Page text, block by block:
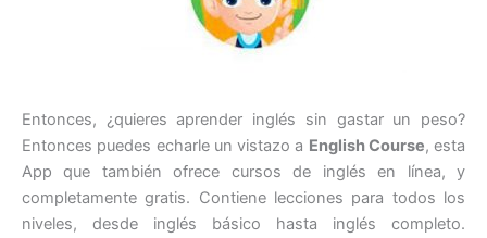
Entonces, ¿quieres aprender inglés sin gastar un peso?
Entonces puedes echarle un vistazo a English Course, esta
App que también ofrece cursos de inglés en línea, y
completamente gratis. Contiene lecciones para todos los
niveles, desde inglés básico hasta inglés completo.